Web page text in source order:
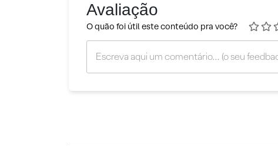
Avaliação
O quão foi útil este conteúdo pra você?